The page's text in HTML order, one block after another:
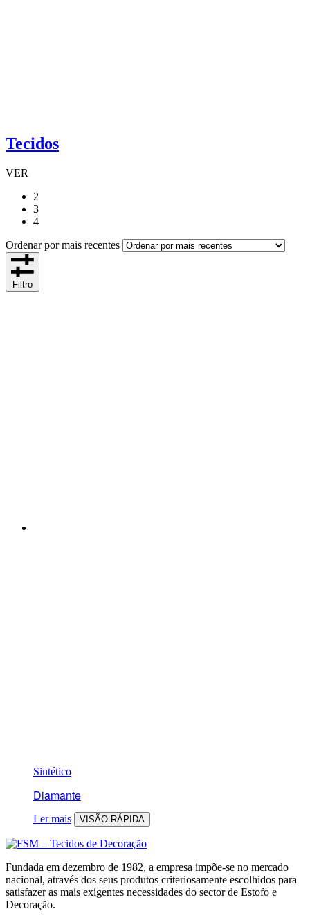
Tecidos
VER
2
3
4
Ordenar por mais recentes
Filtro
Sintético
Diamante
Ler mais VISÃO RÁPIDA
Fundada em dezembro de 1982, a empresa impõe-se no mercado
nacional, através dos seus produtos criteriosamente escolhidos para
satisfazer as mais exigentes necessidades do sector de Estofo e
Decoração.